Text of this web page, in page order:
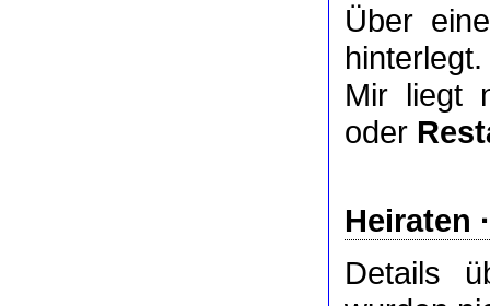
Über
hinterlegt.
Mir liegt
oder
Heiraten
Details